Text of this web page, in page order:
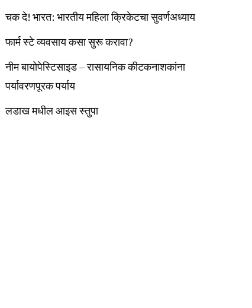
चक दे! भारत: भारतीय महिला क्रिकेटचा सुवर्णअध्याय
फार्म स्टे व्यवसाय कसा सुरू करावा?
नीम बायोपेस्टिसाइड – रासायनिक कीटकनाशकांना
पर्यावरणपूरक पर्याय
लडाख मधील आइस स्तुपा